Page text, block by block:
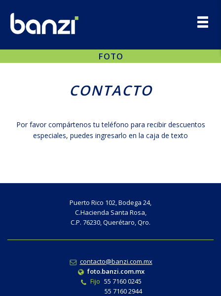
FOTO
CONTACTO
Por favor compártenos tu teléfono para recibir descuentos
especiales, puedes ingresarlo en la caja de texto
Puerto Rico 102, Bodega 24,
C.Hacienda Santa Rosa,
C.P. 76230, Querétaro, Qro.
contacto@banzi.com.mx
foto.banzi.com.mx
Fijo 55 7160 0245
55 7160 2944